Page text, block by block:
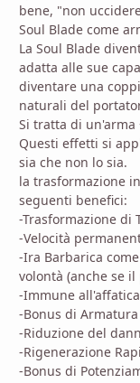
bene, "non
Soul Blade come
La Soul Blade
adatta alle sue
diventare una
naturali del
Si tratta di un'arma
Questi effetti si
sia che non lo sia.
la trasformazione
seguenti benefici:
-Trasformazione di
-Velocità
-Ira Barbarica
volontà (anche se
-Immune
-Bonus di
-Riduzione del
-Rigenerazione
-Bonus di